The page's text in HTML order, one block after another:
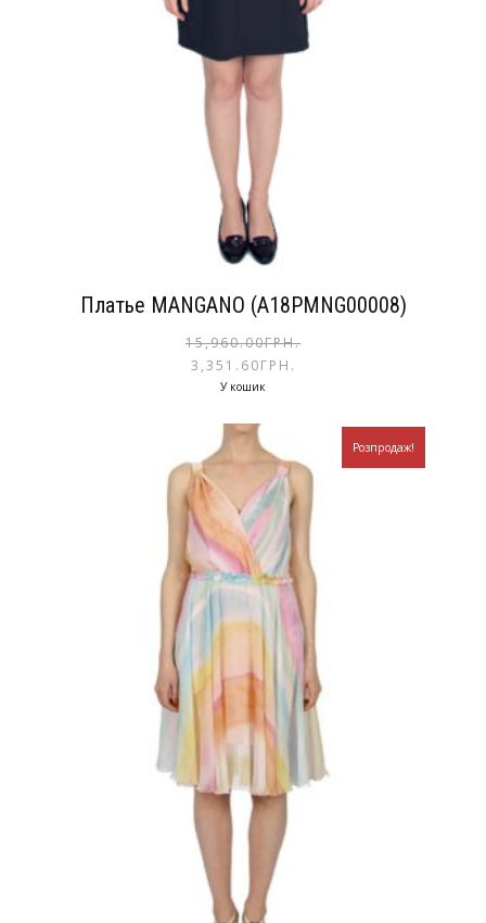
Платье MANGANO (A18PMNG00008)
15,960.00ГРН.
3,351.60ГРН.
У кошик
Розпродаж!